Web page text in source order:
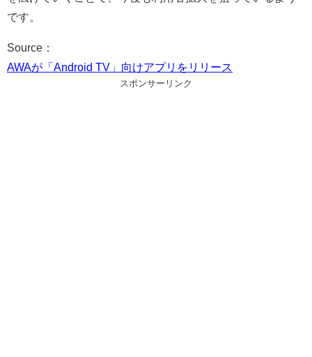
です。
Source：
AWAが「Android TV」向けアプリをリリース
スポンサーリンク